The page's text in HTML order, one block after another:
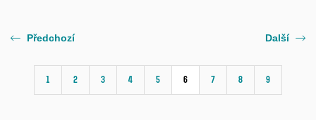
Předchozí
1 2 3 4 5 6 7 8 9
Další